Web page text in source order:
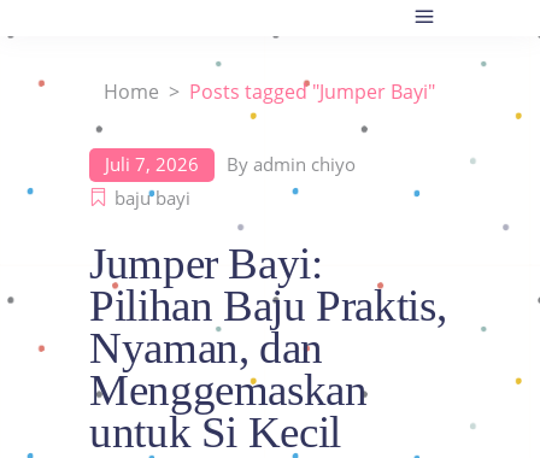
Home > Posts tagged "Jumper Bayi"
Juli 7, 2026 By admin chiyo
baju bayi
Jumper Bayi:
Pilihan Baju Praktis,
Nyaman, dan
Menggemaskan
untuk Si Kecil